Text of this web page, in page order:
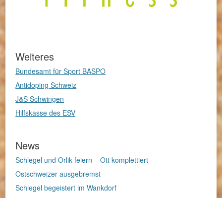
Weiteres
Bundesamt für Sport BASPO
Antidoping Schweiz
J&S Schwingen
Hilfskasse des ESV
News
Schlegel und Orlik feiern – Ott komplettiert
Ostschweizer ausgebremst
Schlegel begeistert im Wankdorf